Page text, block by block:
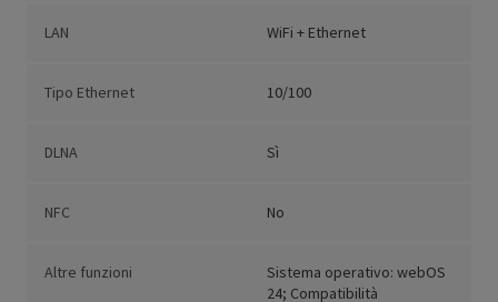
LAN WiFi + Ethernet
Tipo Ethernet 10/100
DLNA Sì
NFC No
Altre funzioni
Sistema operativo: webOS
24; Compatibilità